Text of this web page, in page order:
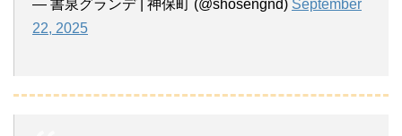
— 書泉グランデ | 神保町 (@shosengnd) September
22, 2025